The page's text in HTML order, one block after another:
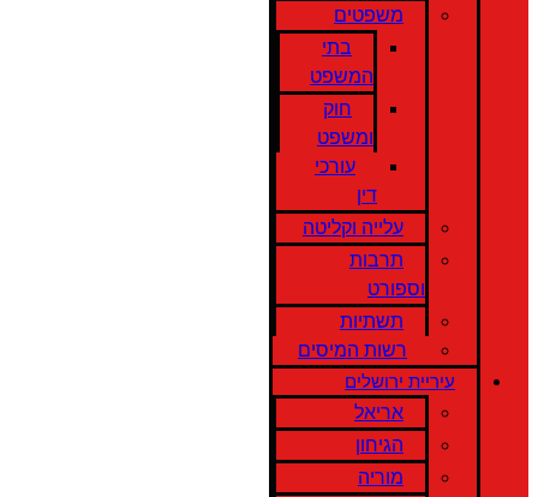
משפטים
בתי
המשפט
חוק
ומשפט
עורכי
דין
עלייה וקליטה
תרבות
וספורט
תשתיות
רשות המיסים
עיריית ירושלים
אריאל
הגיחון
מוריה